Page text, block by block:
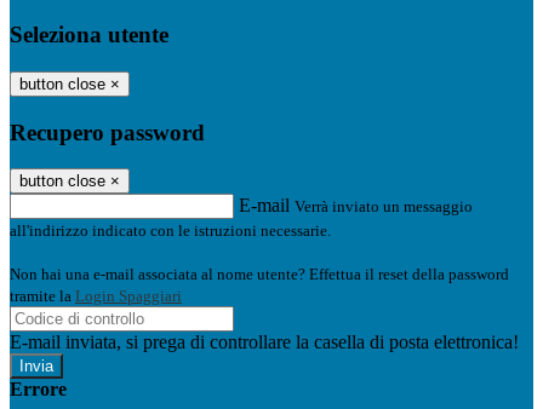
Seleziona utente
button close ×
Recupero password
button close ×
E-mail Verrà inviato un messaggio
all'indirizzo indicato con le istruzioni necessarie.
Non hai una e-mail associata al nome utente? Effettua il reset della password
tramite la Login Spaggiari
E-mail inviata, si prega di controllare la casella di posta elettronica!
Errore